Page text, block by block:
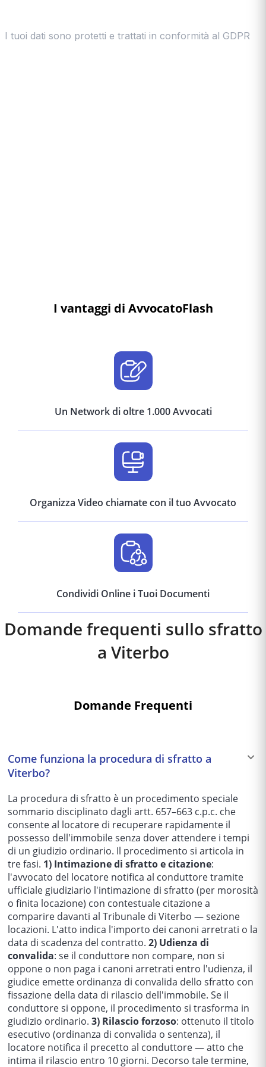
I vantaggi di AvvocatoFlash
Un Network di oltre 1.000 Avvocati
Organizza Video chiamate con il tuo Avvocato
Condividi Online i Tuoi Documenti
Domande frequenti sullo sfratto
a Viterbo
Domande Frequenti
Come funziona la procedura di sfratto a
Viterbo?
La procedura di sfratto è un procedimento speciale
sommario disciplinato dagli artt. 657–663 c.p.c. che
consente al locatore di recuperare rapidamente il
possesso dell'immobile senza dover attendere i tempi
di un giudizio ordinario. Il procedimento si articola in
tre fasi. 1) Intimazione di sfratto e citazione:
l'avvocato del locatore notifica al conduttore tramite
ufficiale giudiziario l'intimazione di sfratto (per morosità
o finita locazione) con contestuale citazione a
comparire davanti al Tribunale di Viterbo — sezione
locazioni. L'atto indica l'importo dei canoni arretrati o la
data di scadenza del contratto. 2) Udienza di
convalida: se il conduttore non compare, non si
oppone o non paga i canoni arretrati entro l'udienza, il
giudice emette ordinanza di convalida dello sfratto con
fissazione della data di rilascio dell'immobile. Se il
conduttore si oppone, il procedimento si trasforma in
giudizio ordinario. 3) Rilascio forzoso: ottenuto il titolo
esecutivo (ordinanza di convalida o sentenza), il
locatore notifica il precetto al conduttore — atto che
intima il rilascio entro 10 giorni. Decorso tale termine,